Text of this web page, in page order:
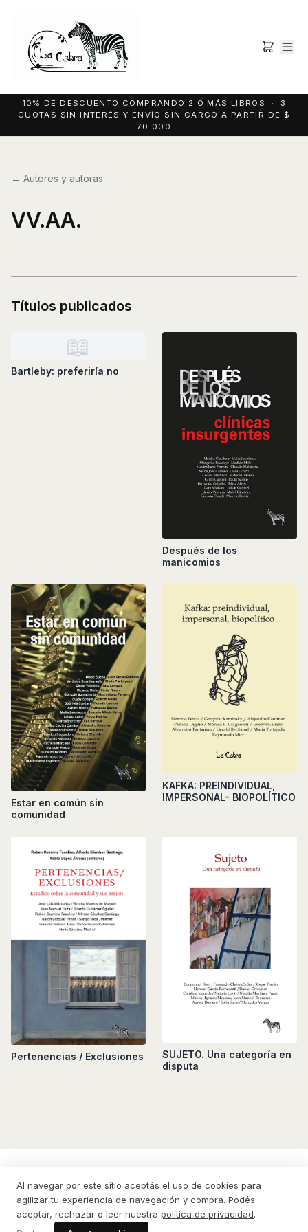
10% DE DESCUENTO COMPRANDO 2 O MÁS LIBROS · 3
CUOTAS SIN INTERÉS Y ENVÍO SIN CARGO A PARTIR DE $
70.000
← Autores y autoras
VV.AA.
Títulos publicados
📖
Bartleby: preferiría no
Después de los
manicomios
Estar en común sin
comunidad
KAFKA: PREINDIVIDUAL,
IMPERSONAL- BIOPOLÍTICO
Pertenencias / Exclusiones
SUJETO. Una categoría en
disputa
La Cebra
CATÁLOGOCONTACTOPRIVACIDAD DESDE EL EXTERIOR
CÓMO COMPRAR
© 2026 La Cebra
Al navegar por este sitio aceptás el uso de cookies para
agilizar tu experiencia de navegación y compra. Podés
aceptar, rechazar o leer nuestra política de privacidad.